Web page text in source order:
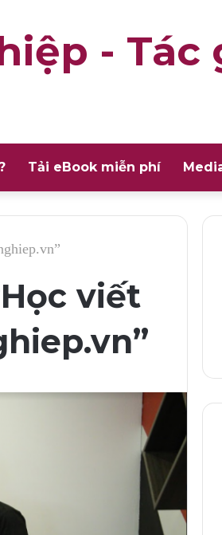
- Tác
Tải eBook miễn phí
viết